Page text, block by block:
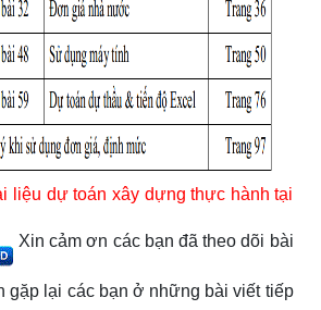
liệu dự toán xây dựng thực hành tại
Xin cảm ơn các bạn đã theo dõi bài
gặp lại các bạn ở những bài viết tiếp